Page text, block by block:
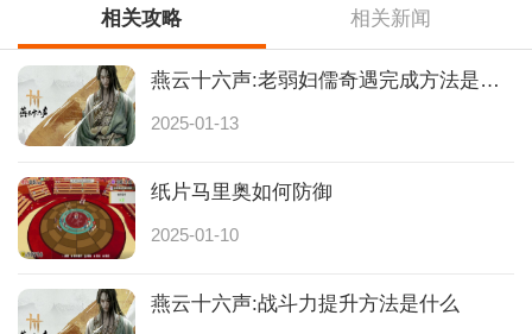
相关攻略 相关新闻
燕云十六声:老弱妇儒奇遇完成方法是什么
2025-01-13
纸片马里奥如何防御
2025-01-10
燕云十六声:战斗力提升方法是什么